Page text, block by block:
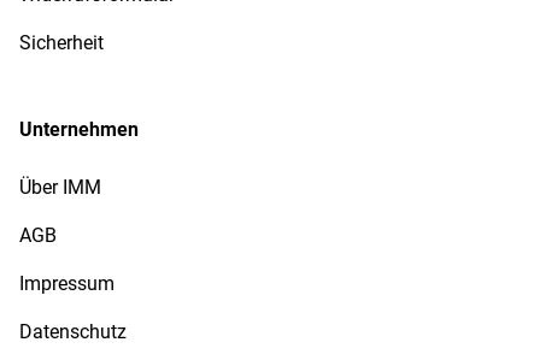
Sicherheit
Unternehmen
Über IMM
AGB
Impressum
Datenschutz